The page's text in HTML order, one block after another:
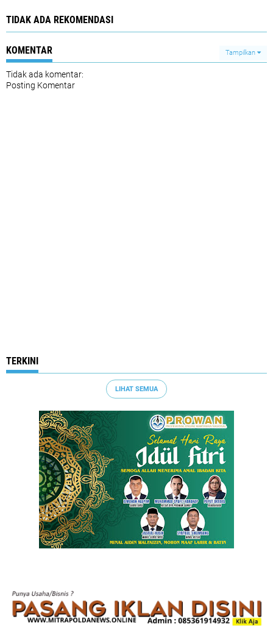
TIDAK ADA REKOMENDASI
KOMENTAR Tampilkan
Tidak ada komentar:
Posting Komentar
TERKINI
LIHAT SEMUA